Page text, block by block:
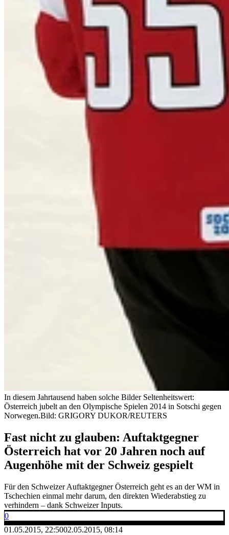
In diesem Jahrtausend haben solche Bilder Seltenheitswert:
Österreich jubelt an den Olympische Spielen 2014 in Sotschi gegen
Norwegen.Bild: GRIGORY DUKOR/REUTERS
Fast nicht zu glauben: Auftaktgegner
Österreich hat vor 20 Jahren noch auf
Augenhöhe mit der Schweiz gespielt
Für den Schweizer Auftaktgegner Österreich geht es an der WM in
Tschechien einmal mehr darum, den direkten Wiederabstieg zu
verhindern – dank Schweizer Inputs.
0
01.05.2015, 22:5002.05.2015, 08:14